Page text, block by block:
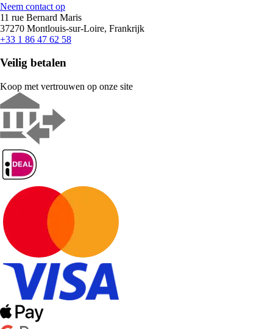
Neem contact op
11 rue Bernard Maris
37270 Montlouis-sur-Loire, Frankrijk
+33 1 86 47 62 58
Veilig betalen
Koop met vertrouwen op onze site